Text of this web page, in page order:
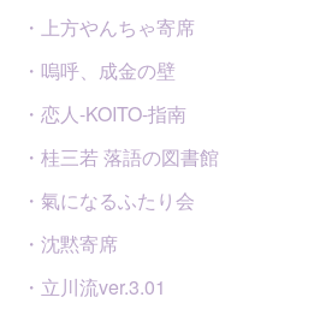
・上方やんちゃ寄席
・嗚呼、成金の壁
・恋人-KOITO-指南
・桂三若 落語の図書館
・氣になるふたり会
・沈黙寄席
・立川流ver.3.01